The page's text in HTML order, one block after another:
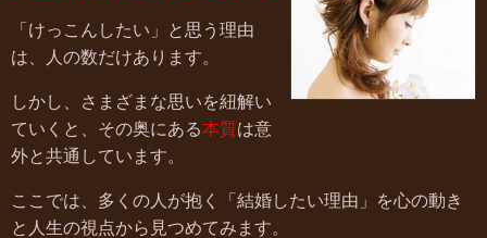
「けっこんしたい」と思う理由
は、人の数だけあります。
しかし、さまざまな思いを紐解い
ていくと、その奥にある本質は意
外と共通しています。
ここでは、多くの人が抱く「結婚したい理由」を心の動き
と人生の視点から見つめてみます。